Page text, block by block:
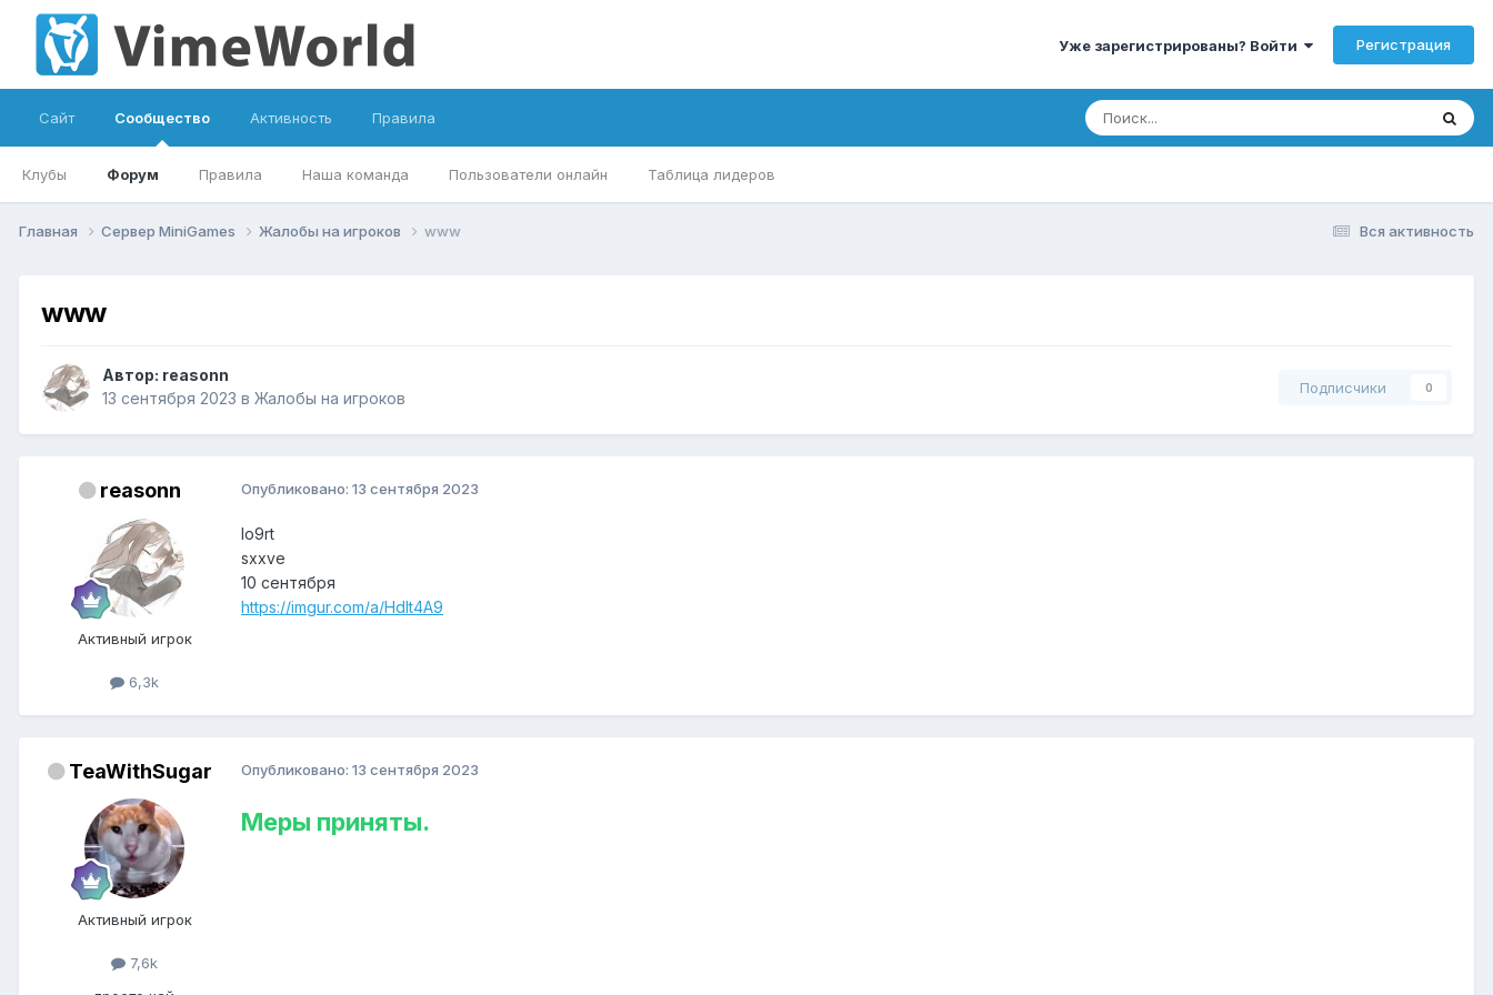
Уже зарегистрированы? Войти Регистрация
Сайт Сообщество
Клубы Форум Правила Наша команда Пользователи онлайн Таблица лидеров
Активность Правила
Вся активность
Главная Сервер MiniGames Жалобы на игроков www
www
Автор: reasonn
13 сентября 2023 в Жалобы на игроков
Подписчики 0
reasonn
Активный игрок
6,3k
Опубликовано: 13 сентября 2023
lo9rt
sxxve
10 сентября
https://imgur.com/a/HdIt4A9
TeaWithSugar
Активный игрок
7,6k
Опубликовано: 13 сентября 2023
Меры приняты.